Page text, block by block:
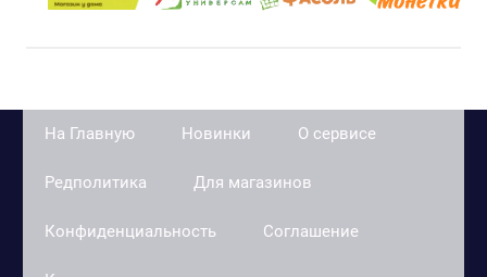
На Главную Новинки О сервисе
Редполитика Для магазинов
Конфиденциальность Соглашение